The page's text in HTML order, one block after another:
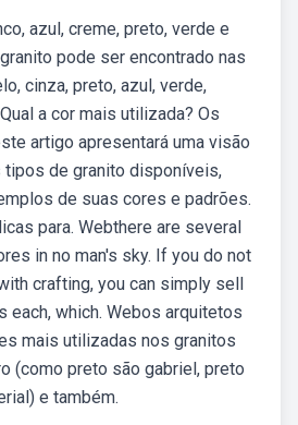
azul, creme, preto, verde e
pode ser encontrado nas
cinza, preto, azul, verde,
a cor mais utilizada? Os
artigo apresentará uma visão
de granito disponíveis,
de suas cores e padrões.
para. Webthere are several
in no man's sky. If you do not
crafting, you can simply sell
each, which. Webos arquitetos
mais utilizadas nos granitos
(como preto são gabriel, preto
e também.